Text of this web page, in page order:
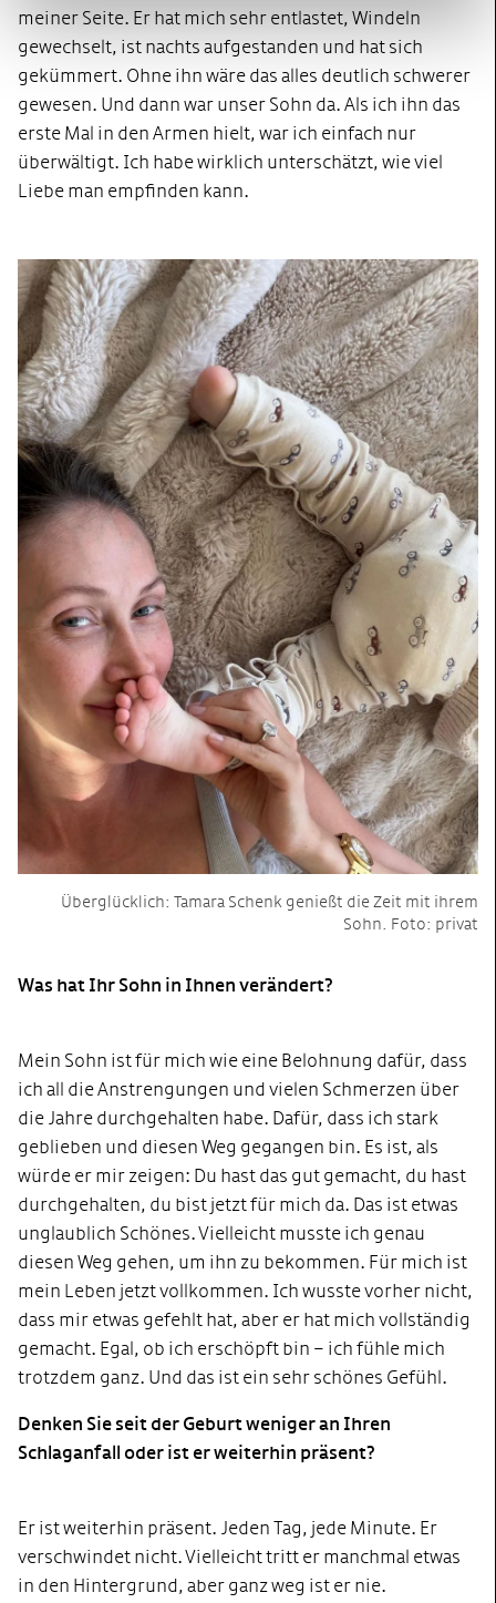
meiner Seite. Er hat mich sehr entlastet, Windeln
gewechselt, ist nachts aufgestanden und hat sich
gekümmert. Ohne ihn wäre das alles deutlich schwerer
gewesen. Und dann war unser Sohn da. Als ich ihn das
erste Mal in den Armen hielt, war ich einfach nur
überwältigt. Ich habe wirklich unterschätzt, wie viel
Liebe man empfinden kann.
Überglücklich: Tamara Schenk genießt die Zeit mit ihrem
Sohn. Foto: privat
Was hat Ihr Sohn in Ihnen verändert?
Mein Sohn ist für mich wie eine Belohnung dafür, dass
ich all die Anstrengungen und vielen Schmerzen über
die Jahre durchgehalten habe. Dafür, dass ich stark
geblieben und diesen Weg gegangen bin. Es ist, als
würde er mir zeigen: Du hast das gut gemacht, du hast
durchgehalten, du bist jetzt für mich da. Das ist etwas
unglaublich Schönes. Vielleicht musste ich genau
diesen Weg gehen, um ihn zu bekommen. Für mich ist
mein Leben jetzt vollkommen. Ich wusste vorher nicht,
dass mir etwas gefehlt hat, aber er hat mich vollständig
gemacht. Egal, ob ich erschöpft bin – ich fühle mich
trotzdem ganz. Und das ist ein sehr schönes Gefühl.
Denken Sie seit der Geburt weniger an Ihren
Schlaganfall oder ist er weiterhin präsent?
Er ist weiterhin präsent. Jeden Tag, jede Minute. Er
verschwindet nicht. Vielleicht tritt er manchmal etwas
in den Hintergrund, aber ganz weg ist er nie.